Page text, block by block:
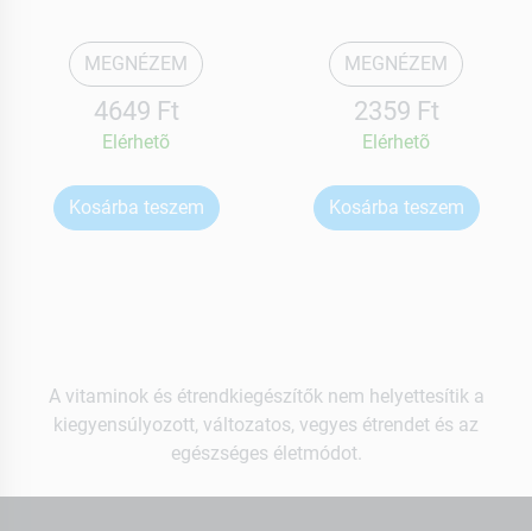
MEGNÉZEM
4649 Ft
Elérhetõ
Kosárba teszem
MEGNÉZEM
2359 Ft
Elérhetõ
Kosárba teszem
A vitaminok és étrendkiegészítők nem helyettesítik a
kiegyensúlyozott, változatos, vegyes étrendet és az
egészséges életmódot.